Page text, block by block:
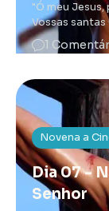
"Ó meu
Vossas santas
1
Novena a
Dia 07 -
Senhor